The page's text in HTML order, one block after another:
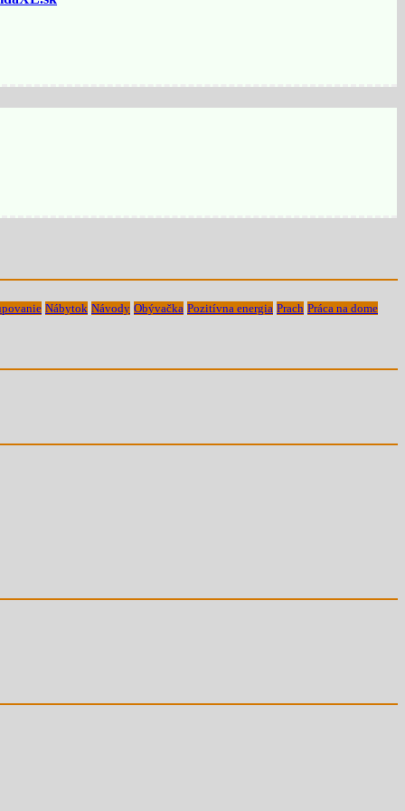
Nábytok Návody Obývačka Pozitívna energia Prach Práca na dome